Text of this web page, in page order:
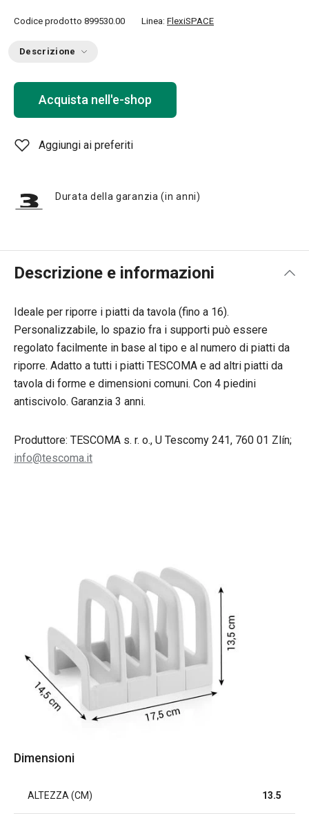
Codice prodotto 899530.00 Linea: FlexiSPACE
Descrizione
Acquista nell'e-shop
Aggiungi ai preferiti
Durata della garanzia (in anni)
Descrizione e informazioni
Ideale per riporre i piatti da tavola (fino a 16).
Personalizzabile, lo spazio fra i supporti può essere
regolato facilmente in base al tipo e al numero di piatti da
riporre. Adatto a tutti i piatti TESCOMA e ad altri piatti da
tavola di forme e dimensioni comuni. Con 4 piedini
antiscivolo. Garanzia 3 anni.
Produttore: TESCOMA s. r. o., U Tescomy 241, 760 01 Zlín;
info@tescoma.it
Dimensioni
ALTEZZA (CM) 13.5